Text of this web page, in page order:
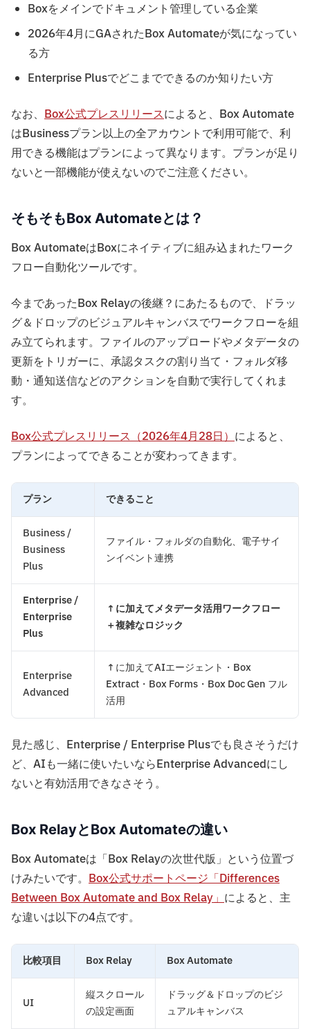
Boxをメインでドキュメント管理している企業
2026年4月にGAされたBox Automateが気になってい
る方
Enterprise Plusでどこまでできるのか知りたい方
なお、 Box公式プレスリリースによると、Box Automate
はBusinessプラン以上の全アカウントで利用可能で、利
用できる機能はプランによって異なります。プランが足り
ないと一部機能が使えないのでご注意ください。
そもそもBox Automateとは？
Box AutomateはBoxにネイティブに組み込まれたワーク
フロー自動化ツールです。
今まであったBox Relayの後継？にあたるもので、ドラッ
グ＆ドロップのビジュアルキャンバスでワークフローを組
み立てられます。ファイルのアップロードやメタデータの
更新をトリガーに、承認タスクの割り当て・フォルダ移
動・通知送信などのアクションを自動で実行してくれま
す。
Box公式プレスリリース（2026年4月28日）によると、
プランによってできることが変わってきます。
プラン できること
Business /
Business
Plus
ファイル・フォルダの自動化、電子サイ
ンイベント連携
Enterprise /
Enterprise
Plus
↑に加えてメタデータ活用ワークフロー
＋複雑なロジック
Enterprise
Advanced
↑に加えてAIエージェント・Box
Extract・Box Forms・Box Doc Gen フル
活用
見た感じ、Enterprise / Enterprise Plusでも良さそうだけ
ど、AIも一緒に使いたいならEnterprise Advancedにし
ないと有効活用できなさそう。
Box RelayとBox Automateの違い
Box Automateは「Box Relayの次世代版」という位置づ
けみたいです。 Box公式サポートページ「Differences
Between Box Automate and Box Relay」によると、主
な違いは以下の4点です。
比較項目 Box Relay Box Automate
UI
縦スクロール
の設定画面
ドラッグ＆ドロップのビジ
ュアルキャンバス